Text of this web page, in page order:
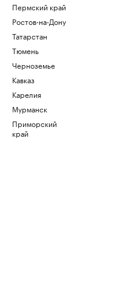
Пермский край
Ростов-на-Дону
Татарстан
Тюмень
Черноземье
Кавказ
Карелия
Мурманск
Приморский
край